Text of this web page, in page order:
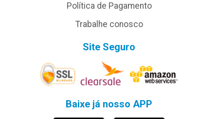
Política de Pagamento
Trabalhe conosco
Site Seguro
Baixe já nosso APP